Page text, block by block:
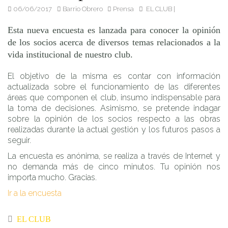
06/06/2017 Barrio Obrero Prensa EL CLUB|
Esta nueva encuesta es lanzada para conocer la opinión
de los socios acerca de diversos temas relacionados a la
vida institucional de nuestro club.
El objetivo de la misma es contar con información
actualizada sobre el funcionamiento de las diferentes
áreas que componen el club, insumo indispensable para
la toma de decisiones. Asimismo, se pretende indagar
sobre la opinión de los socios respecto a las obras
realizadas durante la actual gestión y los futuros pasos a
seguir.
La encuesta es anónima, se realiza a través de Internet y
no demanda más de cinco minutos. Tu opinión nos
importa mucho. Gracias.
Ir a la encuesta
EL CLUB